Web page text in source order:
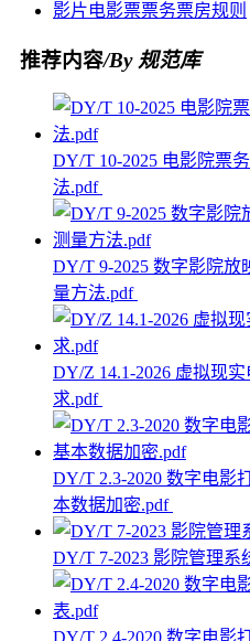
影片电影票票务票房规则
推荐内容/By 规范库
DY/T 10-2025 电影院票
法.pdf
DY/T 9-2025 数字影院放
量方法.pdf
DY/Z 14.1-2026 虚拟现
求.pdf
DY/T 2.3-2020 数字电影
本数据加密.pdf
DY/T 7-2023 影院管理